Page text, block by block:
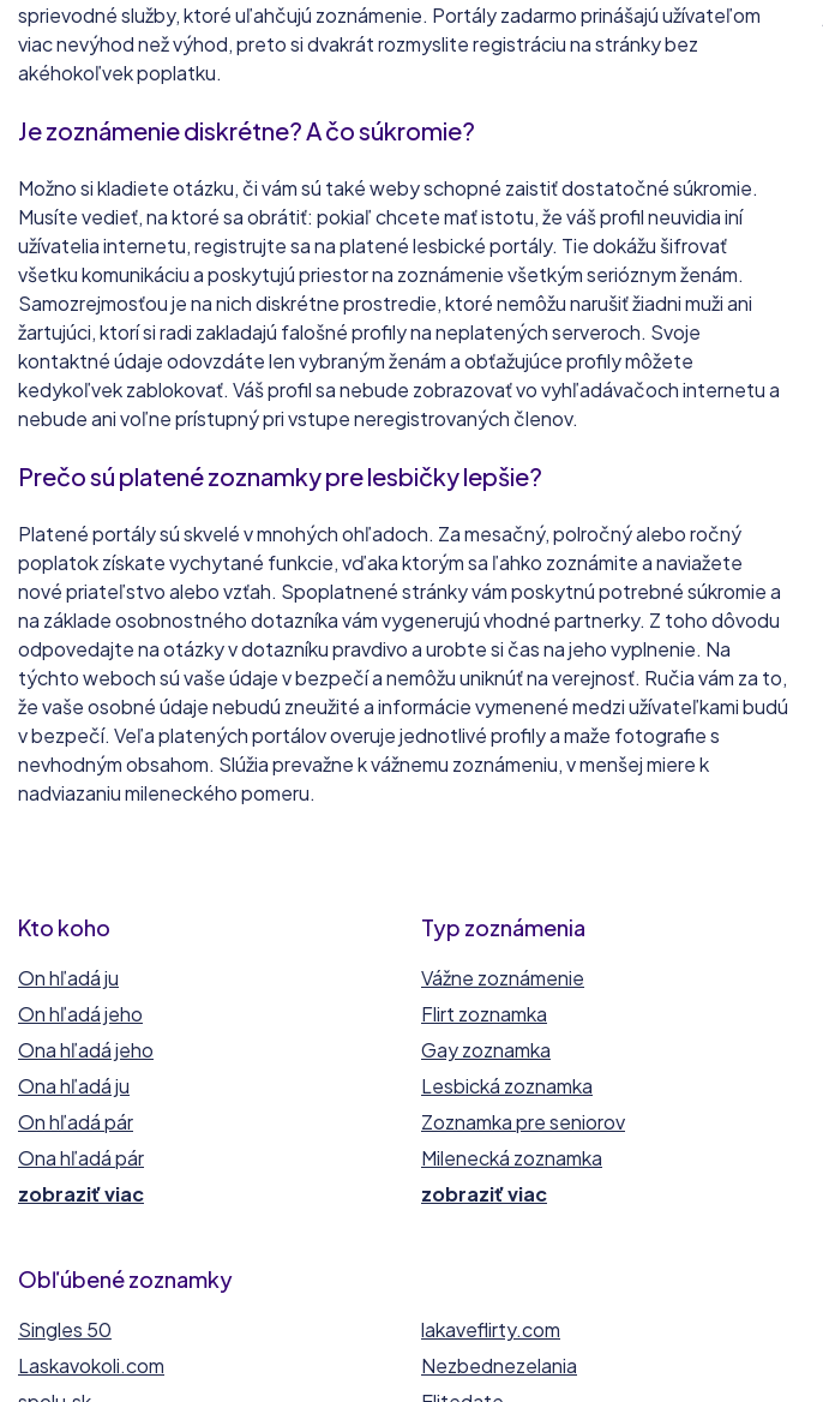
sprievodné služby, ktoré uľahčujú zoznámenie. Portály zadarmo prinášajú užívateľom
viac nevýhod než výhod, preto si dvakrát rozmyslite registráciu na stránky bez
akéhokoľvek poplatku.
Je zoznámenie diskrétne? A čo súkromie?
Možno si kladiete otázku, či vám sú také weby schopné zaistiť dostatočné súkromie.
Musíte vedieť, na ktoré sa obrátiť: pokiaľ chcete mať istotu, že váš profil neuvidia iní
užívatelia internetu, registrujte sa na platené lesbické portály. Tie dokážu šifrovať
všetku komunikáciu a poskytujú priestor na zoznámenie všetkým serióznym ženám.
Samozrejmosťou je na nich diskrétne prostredie, ktoré nemôžu narušiť žiadni muži ani
žartujúci, ktorí si radi zakladajú falošné profily na neplatených serveroch. Svoje
kontaktné údaje odovzdáte len vybraným ženám a obťažujúce profily môžete
kedykoľvek zablokovať. Váš profil sa nebude zobrazovať vo vyhľadávačoch internetu a
nebude ani voľne prístupný pri vstupe neregistrovaných členov.
Prečo sú platené zoznamky pre lesbičky lepšie?
Platené portály sú skvelé v mnohých ohľadoch. Za mesačný, polročný alebo ročný
poplatok získate vychytané funkcie, vďaka ktorým sa ľahko zoznámite a naviažete
nové priateľstvo alebo vzťah. Spoplatnené stránky vám poskytnú potrebné súkromie a
na základe osobnostného dotazníka vám vygenerujú vhodné partnerky. Z toho dôvodu
odpovedajte na otázky v dotazníku pravdivo a urobte si čas na jeho vyplnenie. Na
týchto weboch sú vaše údaje v bezpečí a nemôžu uniknúť na verejnosť. Ručia vám za to,
že vaše osobné údaje nebudú zneužité a informácie vymenené medzi užívateľkami budú
v bezpečí. Veľa platených portálov overuje jednotlivé profily a maže fotografie s
nevhodným obsahom. Slúžia prevažne k vážnemu zoznámeniu, v menšej miere k
nadviazaniu mileneckého pomeru.
Kto koho
On hľadá ju
On hľadá jeho
Ona hľadá jeho
Ona hľadá ju
On hľadá pár
Ona hľadá pár
zobraziť viac
Typ zoznámenia
Vážne zoznámenie
Flirt zoznamka
Gay zoznamka
Lesbická zoznamka
Zoznamka pre seniorov
Milenecká zoznamka
zobraziť viac
Obľúbené zoznamky
Singles 50
Laskavokoli.com
lakaveflirty.com
Nezbednezelania